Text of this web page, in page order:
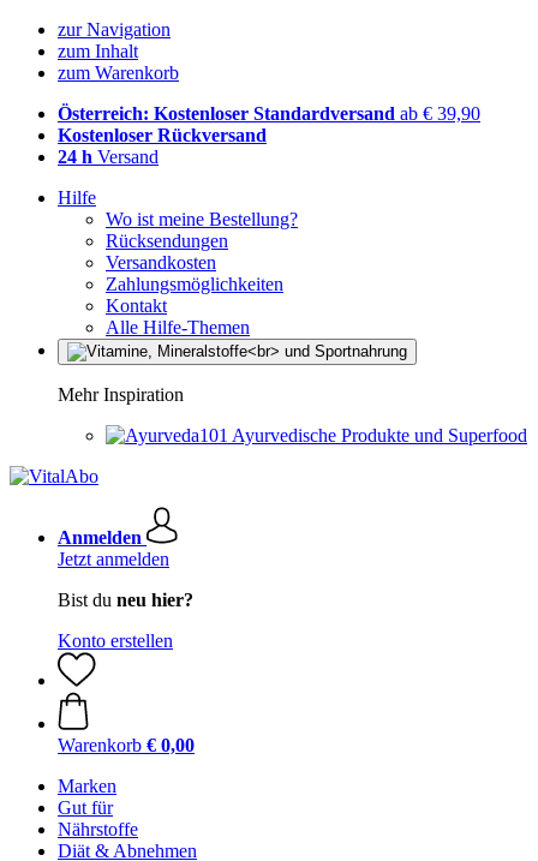
zur Navigation
zum Inhalt
zum Warenkorb
Österreich: Kostenloser Standardversand ab € 39,90
Kostenloser Rückversand
24 h Versand
Hilfe
Wo ist meine Bestellung?
Rücksendungen
Versandkosten
Zahlungsmöglichkeiten
Kontakt
Alle Hilfe-Themen
Mehr Inspiration
Ayurvedische Produkte und Superfood
Anmelden
Jetzt anmelden
Bist du neu hier?
Konto erstellen
Warenkorb € 0,00
Marken
Gut für
Nährstoffe
Diät & Abnehmen